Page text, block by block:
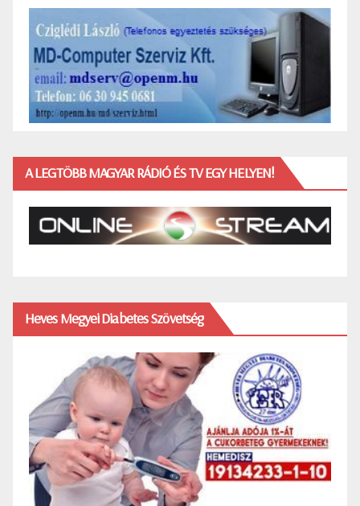
A LEGTÖBB MAGYAR RÁDIÓ ÉS TV EGY HELYEN!
Heves Megyei Diabetes Szövetség